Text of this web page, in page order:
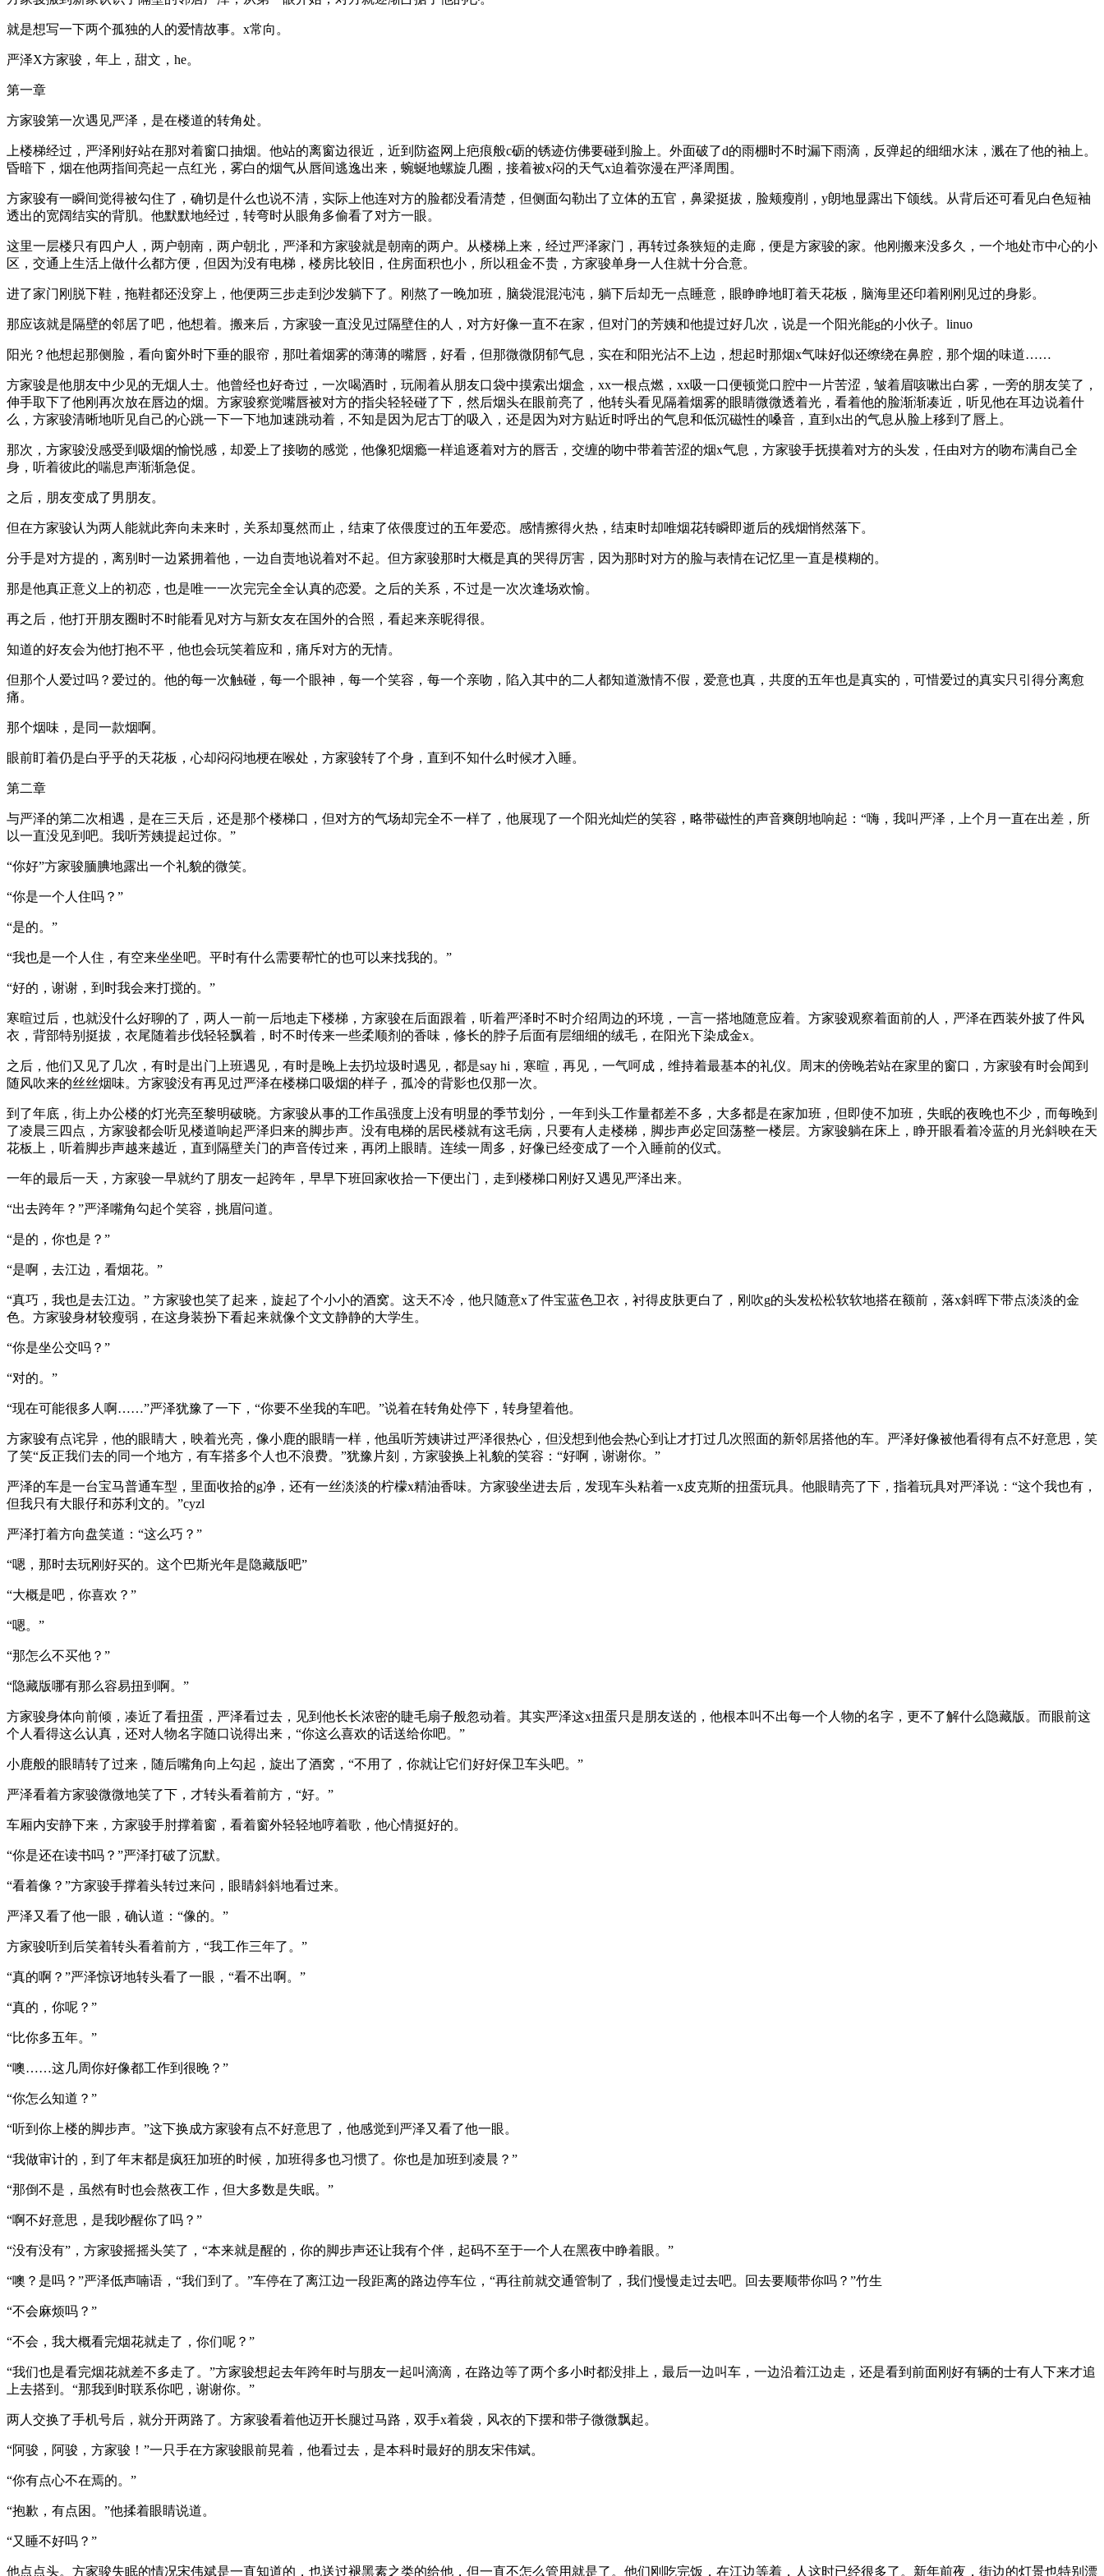
就是想写一下两个孤独的人的爱情故事。x常向。
严泽X方家骏，年上，甜文，he。
第一章
方家骏第一次遇见严泽，是在楼道的转角处。
上楼梯经过，严泽刚好站在那对着窗口抽烟。他站的离窗边很近，近到防盗网上疤痕般c砺的锈迹仿佛要碰到脸上。外面破了d的雨棚时不时漏下雨滴，反弹起的细细水沫，溅在了他的袖上。
昏暗下，烟在他两指间亮起一点红光，雾白的烟气从唇间逃逸出来，蜿蜒地螺旋几圈，接着被x闷的天气x迫着弥漫在严泽周围。
方家骏有一瞬间觉得被勾住了，确切是什么也说不清，实际上他连对方的脸都没看清楚，但侧面勾勒出了立体的五官，鼻梁挺拔，脸颊瘦削，y朗地显露出下颌线。从背后还可看见白色短袖
透出的宽阔结实的背肌。他默默地经过，转弯时从眼角多偷看了对方一眼。
这里一层楼只有四户人，两户朝南，两户朝北，严泽和方家骏就是朝南的两户。从楼梯上来，经过严泽家门，再转过条狭短的走廊，便是方家骏的家。他刚搬来没多久，一个地处市中心的小
区，交通上生活上做什么都方便，但因为没有电梯，楼房比较旧，住房面积也小，所以租金不贵，方家骏单身一人住就十分合意。
进了家门刚脱下鞋，拖鞋都还没穿上，他便两三步走到沙发躺下了。刚熬了一晚加班，脑袋混混沌沌，躺下后却无一点睡意，眼睁睁地盯着天花板，脑海里还印着刚刚见过的身影。
那应该就是隔壁的邻居了吧，他想着。搬来后，方家骏一直没见过隔壁住的人，对方好像一直不在家，但对门的芳姨和他提过好几次，说是一个阳光能g的小伙子。linuo
阳光？他想起那侧脸，看向窗外时下垂的眼帘，那吐着烟雾的薄薄的嘴唇，好看，但那微微阴郁气息，实在和阳光沾不上边，想起时那烟x气味好似还缭绕在鼻腔，那个烟的味道……
方家骏是他朋友中少见的无烟人士。他曾经也好奇过，一次喝酒时，玩闹着从朋友口袋中摸索出烟盒，xx一根点燃，xx吸一口便顿觉口腔中一片苦涩，皱着眉咳嗽出白雾，一旁的朋友笑了，
伸手取下了他刚再次放在唇边的烟。方家骏察觉嘴唇被对方的指尖轻轻碰了下，然后烟头在眼前亮了，他转头看见隔着烟雾的眼睛微微透着光，看着他的脸渐渐凑近，听见他在耳边说着什
么，方家骏清晰地听见自己的心跳一下一下地加速跳动着，不知是因为尼古丁的吸入，还是因为对方贴近时呼出的气息和低沉磁性的嗓音，直到x出的气息从脸上移到了唇上。
那次，方家骏没感受到吸烟的愉悦感，却爱上了接吻的感觉，他像犯烟瘾一样追逐着对方的唇舌，交缠的吻中带着苦涩的烟x气息，方家骏手抚摸着对方的头发，任由对方的吻布满自己全
身，听着彼此的喘息声渐渐急促。
之后，朋友变成了男朋友。
但在方家骏认为两人能就此奔向未来时，关系却戛然而止，结束了依偎度过的五年爱恋。感情擦得火热，结束时却唯烟花转瞬即逝后的残烟悄然落下。
分手是对方提的，离别时一边紧拥着他，一边自责地说着对不起。但方家骏那时大概是真的哭得厉害，因为那时对方的脸与表情在记忆里一直是模糊的。
那是他真正意义上的初恋，也是唯一一次完完全全认真的恋爱。之后的关系，不过是一次次逢场欢愉。
再之后，他打开朋友圈时不时能看见对方与新女友在国外的合照，看起来亲昵得很。
知道的好友会为他打抱不平，他也会玩笑着应和，痛斥对方的无情。
但那个人爱过吗？爱过的。他的每一次触碰，每一个眼神，每一个笑容，每一个亲吻，陷入其中的二人都知道激情不假，爱意也真，共度的五年也是真实的，可惜爱过的真实只引得分离愈
痛。
那个烟味，是同一款烟啊。
眼前盯着仍是白乎乎的天花板，心却闷闷地梗在喉处，方家骏转了个身，直到不知什么时候才入睡。
第二章
与严泽的第二次相遇，是在三天后，还是那个楼梯口，但对方的气场却完全不一样了，他展现了一个阳光灿烂的笑容，略带磁性的声音爽朗地响起：“嗨，我叫严泽，上个月一直在出差，所
以一直没见到吧。我听芳姨提起过你。”
“你好”方家骏腼腆地露出一个礼貌的微笑。
“你是一个人住吗？”
“是的。”
“我也是一个人住，有空来坐坐吧。平时有什么需要帮忙的也可以来找我的。”
“好的，谢谢，到时我会来打搅的。”
寒暄过后，也就没什么好聊的了，两人一前一后地走下楼梯，方家骏在后面跟着，听着严泽时不时介绍周边的环境，一言一搭地随意应着。方家骏观察着面前的人，严泽在西装外披了件风
衣，背部特别挺拔，衣尾随着步伐轻轻飘着，时不时传来一些柔顺剂的香味，修长的脖子后面有层细细的绒毛，在阳光下染成金x。
之后，他们又见了几次，有时是出门上班遇见，有时是晚上去扔垃圾时遇见，都是say hi，寒暄，再见，一气呵成，维持着最基本的礼仪。周末的傍晚若站在家里的窗口，方家骏有时会闻到
随风吹来的丝丝烟味。方家骏没有再见过严泽在楼梯口吸烟的样子，孤冷的背影也仅那一次。
到了年底，街上办公楼的灯光亮至黎明破晓。方家骏从事的工作虽强度上没有明显的季节划分，一年到头工作量都差不多，大多都是在家加班，但即使不加班，失眠的夜晚也不少，而每晚到
了凌晨三四点，方家骏都会听见楼道响起严泽归来的脚步声。没有电梯的居民楼就有这毛病，只要有人走楼梯，脚步声必定回荡整一楼层。方家骏躺在床上，睁开眼看着冷蓝的月光斜映在天
花板上，听着脚步声越来越近，直到隔壁关门的声音传过来，再闭上眼睛。连续一周多，好像已经变成了一个入睡前的仪式。
一年的最后一天，方家骏一早就约了朋友一起跨年，早早下班回家收拾一下便出门，走到楼梯口刚好又遇见严泽出来。
“出去跨年？”严泽嘴角勾起个笑容，挑眉问道。
“是的，你也是？”
“是啊，去江边，看烟花。”
“真巧，我也是去江边。” 方家骏也笑了起来，旋起了个小小的酒窝。这天不冷，他只随意x了件宝蓝色卫衣，衬得皮肤更白了，刚吹g的头发松松软软地搭在额前，落x斜晖下带点淡淡的金
色。方家骏身材较瘦弱，在这身装扮下看起来就像个文文静静的大学生。
“你是坐公交吗？”
“对的。”
“现在可能很多人啊……”严泽犹豫了一下，“你要不坐我的车吧。”说着在转角处停下，转身望着他。
方家骏有点诧异，他的眼睛大，映着光亮，像小鹿的眼睛一样，他虽听芳姨讲过严泽很热心，但没想到他会热心到让才打过几次照面的新邻居搭他的车。严泽好像被他看得有点不好意思，笑
了笑“反正我们去的同一个地方，有车搭多个人也不浪费。”犹豫片刻，方家骏换上礼貌的笑容：“好啊，谢谢你。”
严泽的车是一台宝马普通车型，里面收拾的g净，还有一丝淡淡的柠檬x精油香味。方家骏坐进去后，发现车头粘着一x皮克斯的扭蛋玩具。他眼睛亮了下，指着玩具对严泽说：“这个我也有，
但我只有大眼仔和苏利文的。”cyzl
严泽打着方向盘笑道：“这么巧？”
“嗯，那时去玩刚好买的。这个巴斯光年是隐藏版吧”
“大概是吧，你喜欢？”
“嗯。”
“那怎么不买他？”
“隐藏版哪有那么容易扭到啊。”
方家骏身体向前倾，凑近了看扭蛋，严泽看过去，见到他长长浓密的睫毛扇子般忽动着。其实严泽这x扭蛋只是朋友送的，他根本叫不出每一个人物的名字，更不了解什么隐藏版。而眼前这
个人看得这么认真，还对人物名字随口说得出来，“你这么喜欢的话送给你吧。”
小鹿般的眼睛转了过来，随后嘴角向上勾起，旋出了酒窝，“不用了，你就让它们好好保卫车头吧。”
严泽看着方家骏微微地笑了下，才转头看着前方，“好。”
车厢内安静下来，方家骏手肘撑着窗，看着窗外轻轻地哼着歌，他心情挺好的。
“你是还在读书吗？”严泽打破了沉默。
“看着像？”方家骏手撑着头转过来问，眼睛斜斜地看过来。
严泽又看了他一眼，确认道：“像的。”
方家骏听到后笑着转头看着前方，“我工作三年了。”
“真的啊？”严泽惊讶地转头看了一眼，“看不出啊。”
“真的，你呢？”
“比你多五年。”
“噢……这几周你好像都工作到很晚？”
“你怎么知道？”
“听到你上楼的脚步声。”这下换成方家骏有点不好意思了，他感觉到严泽又看了他一眼。
“我做审计的，到了年末都是疯狂加班的时候，加班得多也习惯了。你也是加班到凌晨？”
“那倒不是，虽然有时也会熬夜工作，但大多数是失眠。”
“啊不好意思，是我吵醒你了吗？”
“没有没有”，方家骏摇摇头笑了，“本来就是醒的，你的脚步声还让我有个伴，起码不至于一个人在黑夜中睁着眼。”
“噢？是吗？”严泽低声喃语，“我们到了。”车停在了离江边一段距离的路边停车位，“再往前就交通管制了，我们慢慢走过去吧。回去要顺带你吗？”竹生
“不会麻烦吗？”
“不会，我大概看完烟花就走了，你们呢？”
“我们也是看完烟花就差不多走了。”方家骏想起去年跨年时与朋友一起叫滴滴，在路边等了两个多小时都没排上，最后一边叫车，一边沿着江边走，还是看到前面刚好有辆的士有人下来才追
上去搭到。“那我到时联系你吧，谢谢你。”
两人交换了手机号后，就分开两路了。方家骏看着他迈开长腿过马路，双手x着袋，风衣的下摆和带子微微飘起。
“阿骏，阿骏，方家骏！”一只手在方家骏眼前晃着，他看过去，是本科时最好的朋友宋伟斌。
“你有点心不在焉的。”
“抱歉，有点困。”他揉着眼睛说道。
“又睡不好吗？”
他点点头。方家骏失眠的情况宋伟斌是一直知道的，也送过褪黑素之类的给他，但一直不怎么管用就是了。他们刚吃完饭，在江边等着，人这时已经很多了。新年前夜，街边的灯景也特别漂